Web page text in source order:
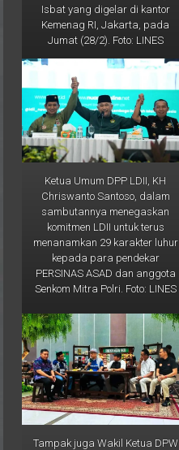
Kemenag RI, Jakarta, pada
Jumat (28/2). Foto: LINES
Ketua Umum DPP LDII, KH
Chriswanto Santoso, dalam
sambutannya menegaskan
komitmen LDII untuk terus
menanamkan 29 karakter luhur
kepada para pendekar
PERSINAS ASAD dan anggota
Senkom Mitra Polri. Foto: LINES
Tampak juga Wakil Ketua DPW
LDII Kaltim Imam Sujono Lutfi